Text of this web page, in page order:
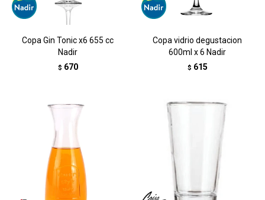
Copa Gin Tonic x6 655 cc
Nadir
$ 670
Copa vidrio degustacion
600ml x 6 Nadir
$ 615